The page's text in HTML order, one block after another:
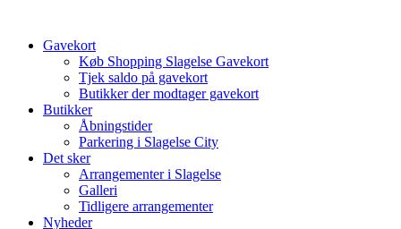
indholdGavekort
Køb Shopping Slagelse Gavekort
Tjek saldo på gavekort
Butikker der modtager gavekort
Butikker
Åbningstider
Parkering i Slagelse City
Det sker
Arrangementer i Slagelse
Galleri
Tidligere arrangementer
Nyheder